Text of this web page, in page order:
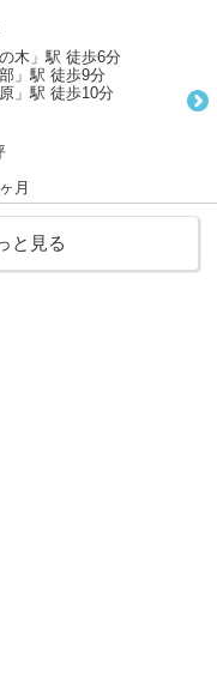
木」駅 徒歩6分
」駅 徒歩9分
」駅 徒歩10分
月
と見る